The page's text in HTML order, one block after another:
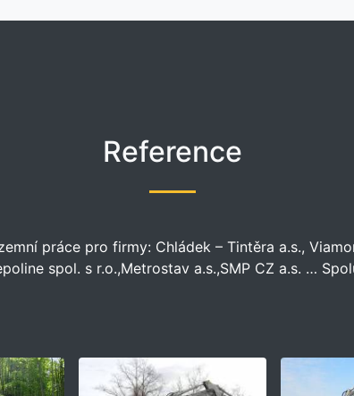
Reference
práce pro firmy: Chládek – Tintěra a.s.,
spol. s r.o.,Metrostav a.s.,SMP CZ a.s. …